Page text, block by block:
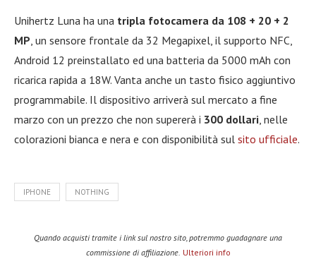
Unihertz Luna ha una tripla fotocamera da 108 + 20 + 2
MP, un sensore frontale da 32 Megapixel, il supporto NFC,
Android 12 preinstallato ed una batteria da 5000 mAh con
ricarica rapida a 18W. Vanta anche un tasto fisico aggiuntivo
programmabile. Il dispositivo arriverà sul mercato a fine
marzo con un prezzo che non supererà i 300 dollari, nelle
colorazioni bianca e nera e con disponibilità sul sito ufficiale.
IPHONE NOTHING
Quando acquisti tramite i link sul nostro sito, potremmo guadagnare una
commissione di affiliazione. Ulteriori info